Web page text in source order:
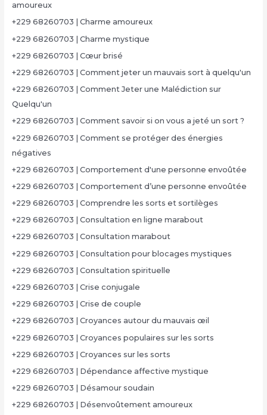
amoureux
+229 68260703 | Charme amoureux
+229 68260703 | Charme mystique
+229 68260703 | Cœur brisé
+229 68260703 | Comment jeter un mauvais sort à quelqu'un
+229 68260703 | Comment Jeter une Malédiction sur
Quelqu'un
+229 68260703 | Comment savoir si on vous a jeté un sort ?
+229 68260703 | Comment se protéger des énergies
négatives
+229 68260703 | Comportement d'une personne envoûtée
+229 68260703 | Comportement d’une personne envoûtée
+229 68260703 | Comprendre les sorts et sortilèges
+229 68260703 | Consultation en ligne marabout
+229 68260703 | Consultation marabout
+229 68260703 | Consultation pour blocages mystiques
+229 68260703 | Consultation spirituelle
+229 68260703 | Crise conjugale
+229 68260703 | Crise de couple
+229 68260703 | Croyances autour du mauvais œil
+229 68260703 | Croyances populaires sur les sorts
+229 68260703 | Croyances sur les sorts
+229 68260703 | Dépendance affective mystique
+229 68260703 | Désamour soudain
+229 68260703 | Désenvoûtement amoureux